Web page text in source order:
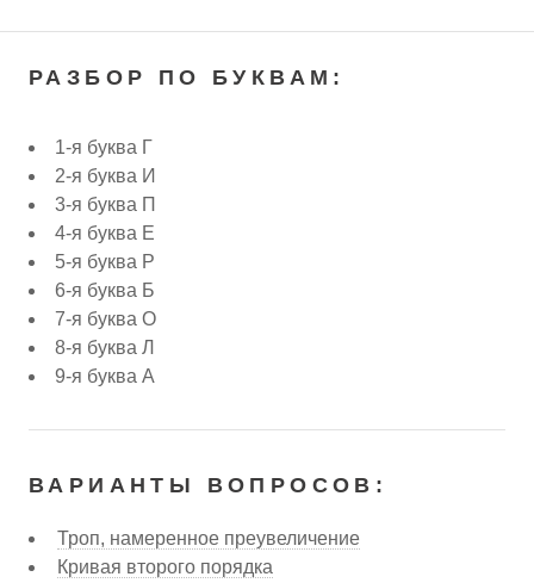
РАЗБОР ПО БУКВАМ:
1-я буква Г
2-я буква И
3-я буква П
4-я буква Е
5-я буква Р
6-я буква Б
7-я буква О
8-я буква Л
9-я буква А
ВАРИАНТЫ ВОПРОСОВ:
Троп, намеренное преувеличение
Кривая второго порядка